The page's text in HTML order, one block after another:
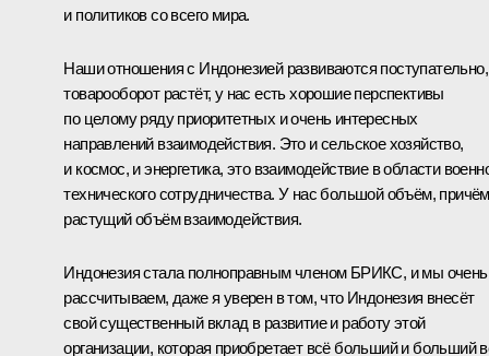
и политиков со всего мира.
Наши отношения с Индонезией развиваются поступательно,
товарооборот растёт, у нас есть хорошие перспективы
по целому ряду приоритетных и очень интересных
направлений взаимодействия. Это и сельское хозяйство,
и космос, и энергетика, это взаимодействие в области
технического сотрудничества. У нас большой объём, причём
растущий объём взаимодействия.
Индонезия стала полноправным членом БРИКС, и мы очень
рассчитываем, даже я уверен в том, что Индонезия внесёт
свой существенный вклад в развитие и работу этой
организации, которая приобретает всё больший и больший